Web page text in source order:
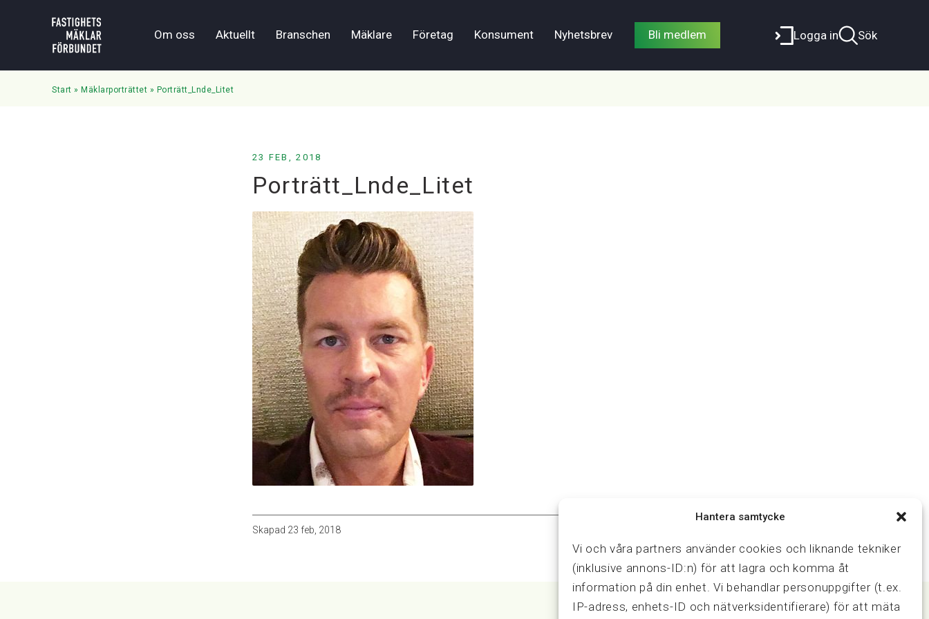
Hantera samtycke
Vi och våra partners använder cookies och liknande tekniker
(inklusive annons-ID:n) för att lagra och komma åt
information på din enhet. Vi behandlar personuppgifter (t.ex.
IP-adress, enhets-ID och nätverksidentifierare) för att mäta
Om oss Aktuellt Branschen Mäklare Företag Konsument Nyhetsbrev Bli medlem Logga in Sök
Start » Mäklarporträttet » Porträtt_Lnde_Litet
23 FEB, 2018
Porträtt_Lnde_Litet
Skapad 23 feb, 2018